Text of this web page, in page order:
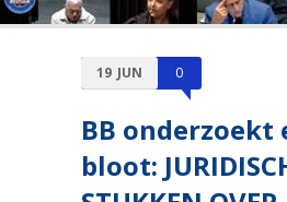
19 JUN 0
BB onderzoekt
bloot: